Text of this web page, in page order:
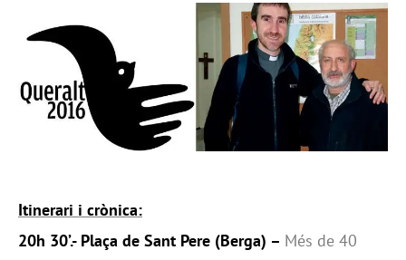
Itinerari i crònica:
20h 30’.- Plaça de Sant Pere (Berga) – Més de 40